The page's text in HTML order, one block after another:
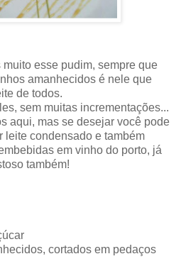
esse pudim, sempre que
amanhecidos é nele que
de todos.
sem muitas incrementações...
aqui, mas se desejar você pode
leite condensado e também
em vinho do porto, já
também!
cortados em pedaços